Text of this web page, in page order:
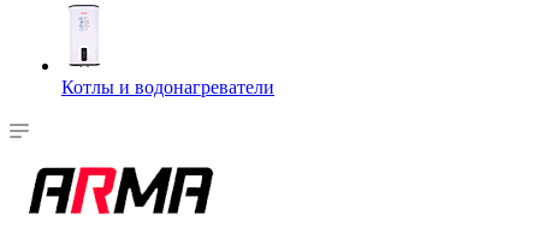
Котлы и водонагреватели